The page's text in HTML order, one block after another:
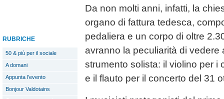
RUBRICHE
50 & più per il sociale
A domani
Appunta l'evento
Bonjour Valdotains
Da non molti anni, infatti, la
organo di fattura tedesca,
pedaliera e un corpo di oltre
avranno la peculiarità di vedere
strumento solista: il violino per i
e il flauto per il concerto del 31